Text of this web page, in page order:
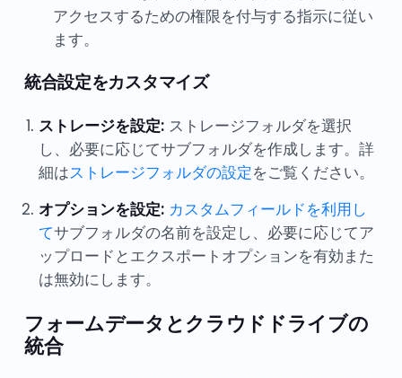
アクセスするための権限を付与する指示に従い
ます。
統合設定をカスタマイズ
ストレージを設定:ストレージフォルダを選択
し、必要に応じてサブフォルダを作成します。詳
細はストレージフォルダの設定をご覧ください。
オプションを設定: カスタムフィールドを利用し
てサブフォルダの名前を設定し、必要に応じてア
ップロードとエクスポートオプションを有効また
は無効にします。
フォームデータとクラウドドライブの
統合